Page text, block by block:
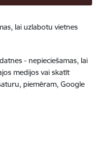
lai uzlabotu vietnes
- nepieciešamas, lai
medijos vai skatīt
piemēram, Google